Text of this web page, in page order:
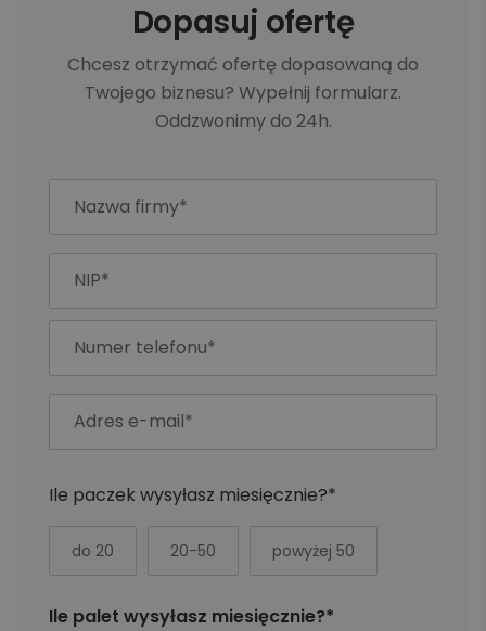
Dopasuj ofertę
Chcesz otrzymać ofertę dopasowaną do
Twojego biznesu? Wypełnij formularz.
Oddzwonimy do 24h.
Ile paczek wysyłasz miesięcznie?*
do 20 20-50 powyżej 50
Ile palet wysyłasz miesięcznie?*